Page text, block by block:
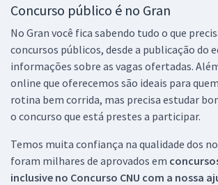
Concurso público é no Gran
No Gran você fica sabendo tudo o que
concursos públicos, desde a publicação do
informações sobre as vagas ofertadas.
online que oferecemos são ideais para
rotina bem corrida, mas precisa estudar
o concurso que está prestes a participar.
Temos muita confiança na qualidade dos
foram milhares de aprovados em
inclusive no Concurso CNU com a nossa